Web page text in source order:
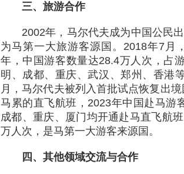
三、旅游合作
2002年，马尔代夫成为中国公民
为马第一大旅游客源国。2018年7
年，中国游客数量达28.4万人次，占
明、成都、重庆、武汉、郑州、香港
月，马尔代夫被列入首批试点恢复出
马累的直飞航班，2023年中国赴马游
成都、重庆、厦门均开通赴马直飞航
万人次，是马第一大游客来源国。
四、其他领域交流与合作